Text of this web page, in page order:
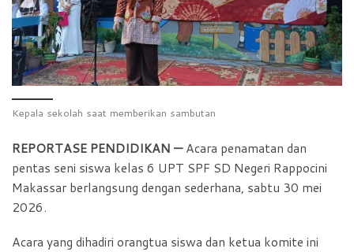
o
k
p
r
i
e
n
y
Kepala sekolah saat memberikan sambutan
REPORTASE PENDIDIKAN —Acara penamatan dan
pentas seni siswa kelas 6 UPT SPF SD Negeri Rappocini
Makassar berlangsung dengan sederhana, sabtu 30 mei
2026.
Acara yang dihadiri orangtua siswa dan ketua komite ini